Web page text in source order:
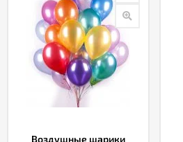
Воздушные шарики